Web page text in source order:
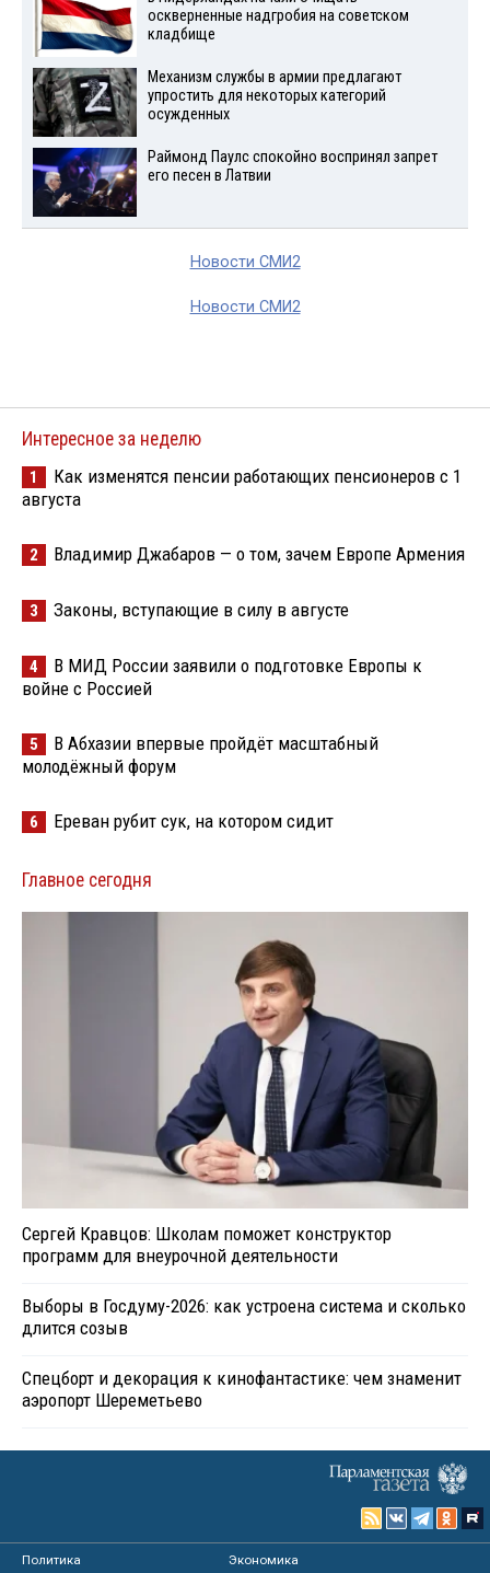
оскверненные надгробия на советском
кладбище
Механизм службы в армии предлагают
упростить для некоторых категорий
осужденных
Раймонд Паулс спокойно воспринял запрет
его песен в Латвии
Новости СМИ2
Новости СМИ2
Интересное за неделю
1
Как изменятся пенсии работающих пенсионеров с 1
августа
2 Владимир Джабаров — о том, зачем Европе Армения
3 Законы, вступающие в силу в августе
4
В МИД России заявили о подготовке Европы к
войне с Россией
5
В Абхазии впервые пройдёт масштабный
молодёжный форум
6 Ереван рубит сук, на котором сидит
Главное сегодня
Сергей Кравцов: Школам поможет конструктор
программ для внеурочной деятельности
Выборы в Госдуму-2026: как устроена система и сколько
длится созыв
Спецборт и декорация к кинофантастике: чем знаменит
аэропорт Шереметьево
Политика
Экономика